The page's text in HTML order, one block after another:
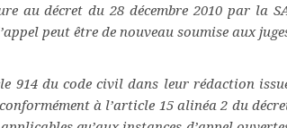
au décret du 28 décembre 2010 par la
peut être de nouveau soumise aux
914 du code civil dans leur rédaction
à l’article 15 alinéa 2 du